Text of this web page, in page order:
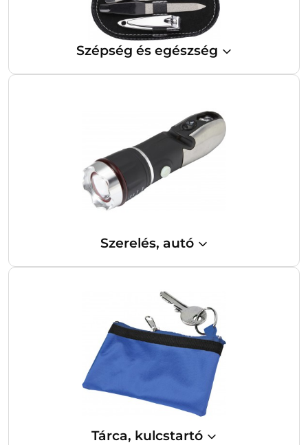
Szépség és egészség
Szerelés, autó
Tárca, kulcstartó